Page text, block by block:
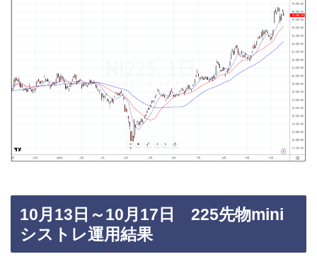
10月13日～10月17日 225先物mini
シストレ運用結果